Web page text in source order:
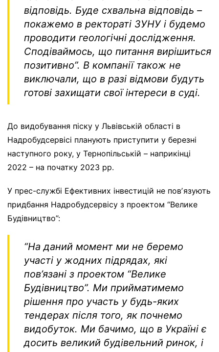
відповідь. Буде схвальна відповідь –
покажемо в ректораті ЗУНУ і будемо
проводити геологічні дослідження.
Сподіваймось, що питання вирішиться
позитивно”. В компанії також не
виключали, що в разі відмови будуть
готові захищати свої інтереси в суді.
До видобування піску у Львівській області в
Надробудсервісі планують приступити у березні
наступного року, у Тернопільській – наприкінці
2022 – на початку 2023 рр.
У прес-службі Ефективних інвестицій не повʼязують
придбання Надробудсервісу з проектом “Велике
Будівництво”:
“На даний момент ми не беремо
участі у жодних підрядах, які
пов’язані з проектом “Велике
Будівництво”. Ми прийматимемо
рішення про участь у будь-яких
тендерах після того, як почнемо
видобуток. Ми бачимо, що в Україні є
досить великий будівельний ринок, і